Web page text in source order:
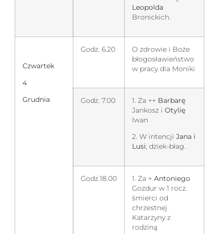
Leopolda
Bronickich.
Czwartek
4
Grudnia
Godz. 6.20
O zdrowie i Boże
błogosławieństwo
w pracy dla Moniki
Godz. 7.00 1. Za ++ Barbarę
Jankosz i Otylię
Iwan
2. W intencji Jana i
Lusi; dziek-błag.
Godz.18.00 1. Za + Antoniego
Gozdur w 1 rocz.
śmierci od
chrzestnej
Katarzyny z
rodziną